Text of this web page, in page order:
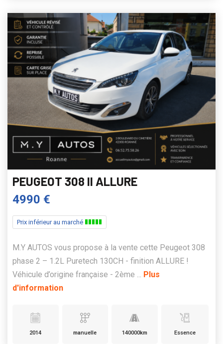
PEUGEOT 308 II ALLURE
4990 €
Prix inférieur au marché
M.Y AUTOS vous propose à la vente cette Peugeot 308
phase 2 – 1.2L Puretech 130CH - finition ALLURE !
Véhicule d’origine française - 2ème ... Plus
d'information
2014 manuelle 140000km Essence